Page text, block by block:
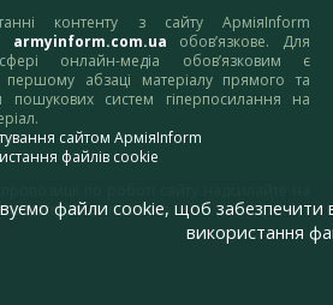
контенту з сайту АрміяInform
armyinform.com.ua обов’язкове. Для
онлайн-медіа обов’язковим є
абзаці матеріалу прямого та
пошукових систем гіперпосилання на
сайтом АрміяInform
файлів cookie
файли cookie, щоб забезпечити
використання